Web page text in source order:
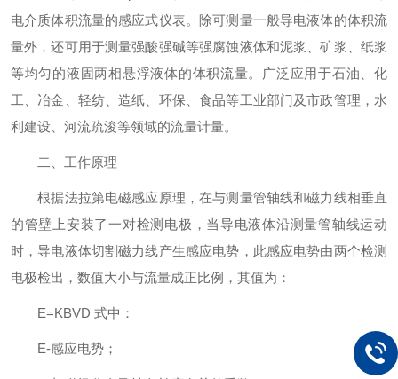
电介质体积流量的感应式仪表。除可测量一般导电液体的体积流
量外，还可用于测量强酸强碱等强腐蚀液体和泥浆、矿浆、纸浆
等均匀的液固两相悬浮液体的体积流量。广泛应用于石油、化
工、冶金、轻纺、造纸、环保、食品等工业部门及市政管理，水
利建设、河流疏浚等领域的流量计量。
二、工作原理
根据法拉第电磁感应原理，在与测量管轴线和磁力线相垂直
的管壁上安装了一对检测电极，当导电液体沿测量管轴线运动
时，导电液体切割磁力线产生感应电势，此感应电势由两个检测
电极检出，数值大小与流量成正比例，其值为：
E=KBVD 式中：
E-感应电势；